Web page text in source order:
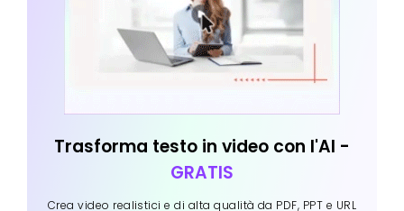
Trasforma testo in video con l'AI -
GRATIS
Crea video realistici e di alta qualità da PDF, PPT e URL